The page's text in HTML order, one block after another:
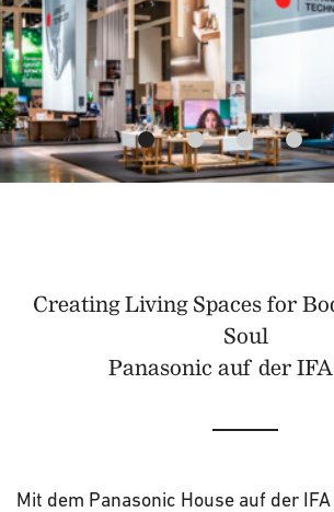
Creating Living Spaces for
Soul
Panasonic auf der IFA
Mit dem Panasonic House auf der